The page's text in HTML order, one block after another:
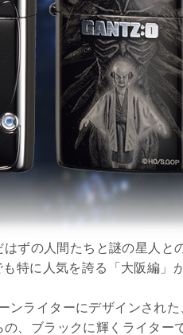
ずの人間たちと謎の星人と
特に人気を誇る「大阪編」
ンライターにデザインされ
、ブラックに輝くライター